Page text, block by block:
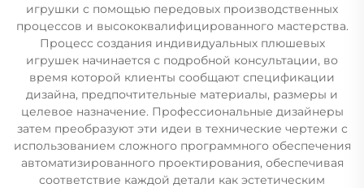
игрушки с помощью передовых производственных
процессов и высококвалифицированного мастерства.
Процесс создания индивидуальных плюшевых
игрушек начинается с подробной консультации, во
время которой клиенты сообщают спецификации
дизайна, предпочтительные материалы, размеры и
целевое назначение. Профессиональные дизайнеры
затем преобразуют эти идеи в технические чертежи с
использованием сложного программного обеспечения
автоматизированного проектирования, обеспечивая
соответствие каждой детали как эстетическим